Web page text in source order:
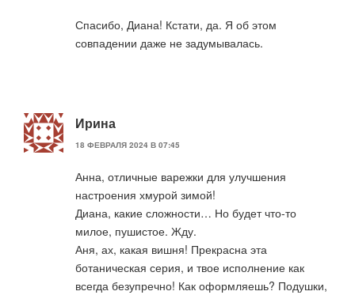
Спасибо, Диана! Кстати, да. Я об этом
совпадении даже не задумывалась.
Ирина
18 ФЕВРАЛЯ 2024 В 07:45
Анна, отличные варежки для улучшения
настроения хмурой зимой!
Диана, какие сложности… Но будет что-то
милое, пушистое. Жду.
Аня, ах, какая вишня! Прекрасна эта
ботаническая серия, и твое исполнение как
всегда безупречно! Как оформляешь? Подушки,